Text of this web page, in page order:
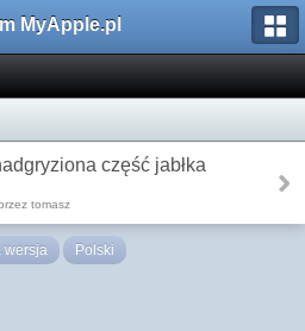
MyApple.pl
część jabłka
tomasz
wersja Polski